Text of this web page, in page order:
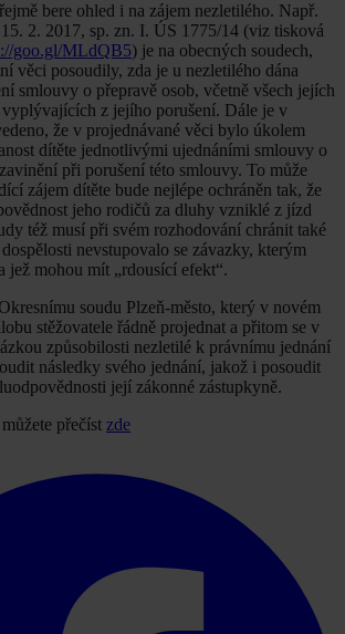
bere ohled i na zájem nezletilého. Např.
2. 2017, sp. zn. I. ÚS 1775/14 (viz tisková
goo.gl/MLdQB5) je na obecných soudech,
věci posoudily, zda je u nezletilého dána
smlouvy o přepravě osob, včetně všech jejích
vyplývajících z jejího porušení. Dále je v
že v projednávané věci bylo úkolem
dítěte jednotlivými ujednáními smlouvy o
při porušení této smlouvy. To může
zájem dítěte bude nejlépe ochráněn tak, že
jeho rodičů za dluhy vzniklé z jízd
též musí při svém rozhodování chránit také
nevstupovalo se závazky, kterým
jež mohou mít „rdousící efekt“.
soudu Plzeň-město, který v novém
stěžovatele řádně projednat a přitom se v
způsobilosti nezletilé k právnímu jednání
následky svého jednání, jakož i posoudit
její zákonné zástupkyně.
přečíst zde